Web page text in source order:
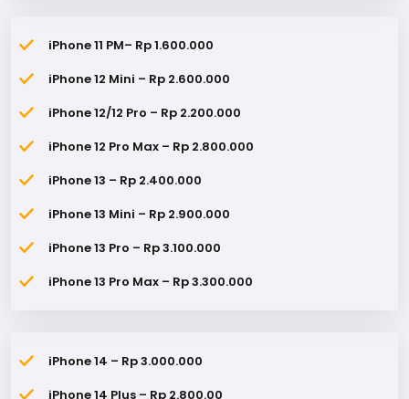
iPhone 11 PM– Rp 1.600.000
iPhone 12 Mini – Rp 2.600.000
iPhone 12/12 Pro – Rp 2.200.000
iPhone 12 Pro Max – Rp 2.800.000
iPhone 13 – Rp 2.400.000
iPhone 13 Mini – Rp 2.900.000
iPhone 13 Pro – Rp 3.100.000
iPhone 13 Pro Max – Rp 3.300.000
iPhone 14 – Rp 3.000.000
iPhone 14 Plus – Rp 2.800.00